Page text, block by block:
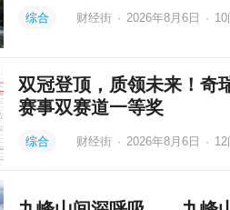
综合 财经街 · 2026年8月6日 · 10
双冠登顶，质领未来！奇
赛事双赛道一等奖
综合 财经街 · 2026年8月6日 · 12